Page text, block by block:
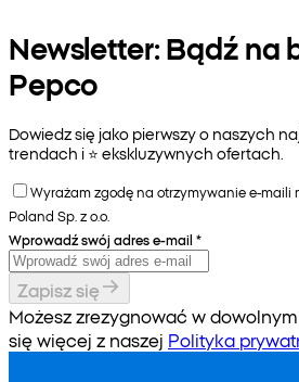
Newsletter: Bądź na
Pepco
Dowiedz się jako pierwszy o naszych
trendach i ⭐️ ekskluzywnych ofertach.
Wyrażam zgodę na otrzymywanie e-maili
Poland Sp. z o.o.
Wprowadź swój adres e-mail *
Zapisz się
Możesz zrezygnować w
się więcej z naszej Polityka